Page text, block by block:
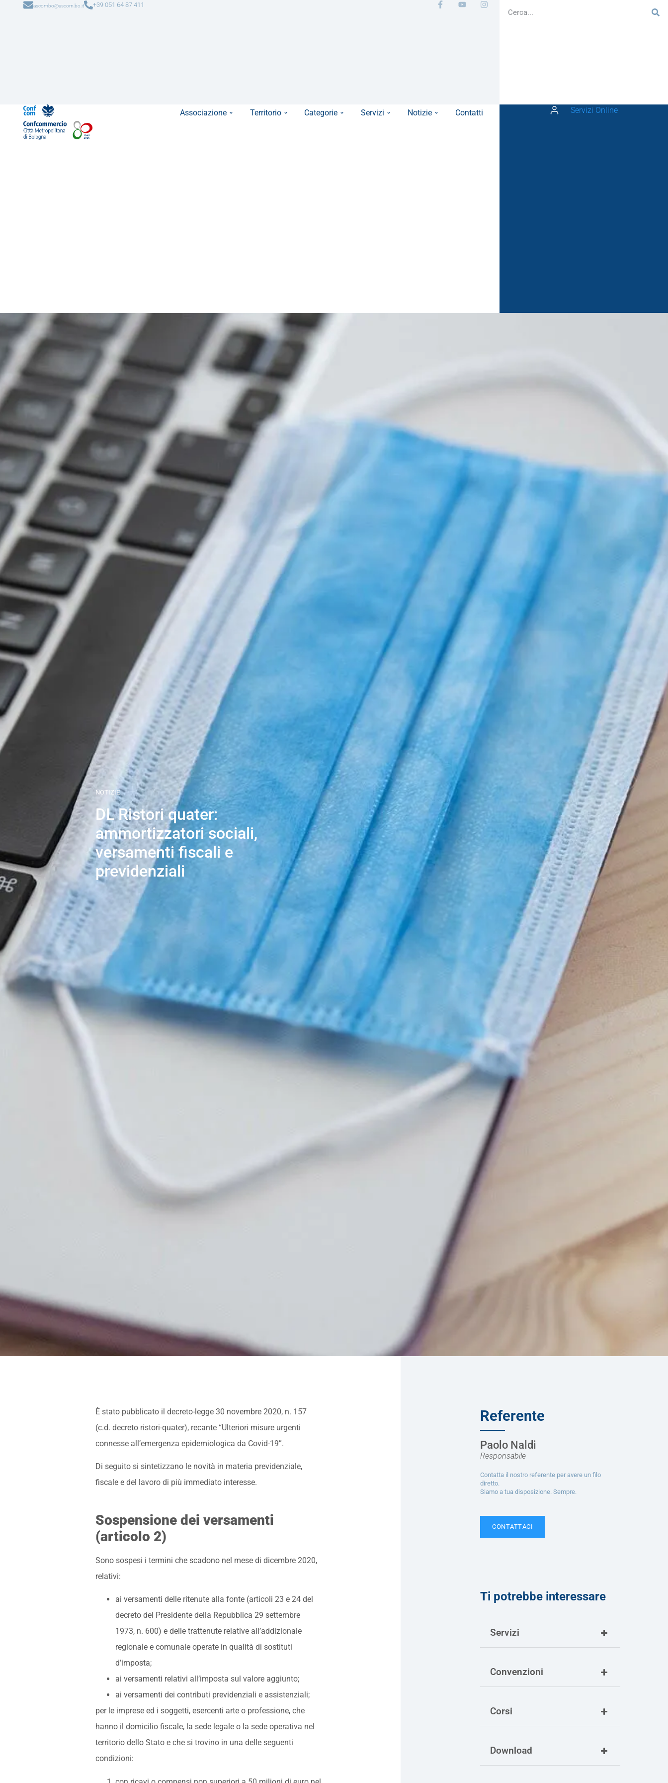
ascombo@ascom.bo.it +39 051 64 87 411
Associazione Territorio Categorie Servizi Notizie Contatti Servizi Online
NOTIZIE
DL Ristori quater:
ammortizzatori sociali,
versamenti fiscali e
previdenziali
È stato pubblicato il decreto-legge 30 novembre 2020, n. 157
(c.d. decreto ristori-quater), recante “Ulteriori misure urgenti
connesse all’emergenza epidemiologica da Covid-19”.
Di seguito si sintetizzano le novità in materia previdenziale,
fiscale e del lavoro di più immediato interesse.
Sospensione dei versamenti
(articolo 2)
Sono sospesi i termini che scadono nel mese di dicembre 2020,
relativi:
ai versamenti delle ritenute alla fonte (articoli 23 e 24 del
decreto del Presidente della Repubblica 29 settembre
1973, n. 600) e delle trattenute relative all’addizionale
regionale e comunale operate in qualità di sostituti
d’imposta;
ai versamenti relativi all’imposta sul valore aggiunto;
ai versamenti dei contributi previdenziali e assistenziali;
per le imprese ed i soggetti, esercenti arte o professione, che
hanno il domicilio fiscale, la sede legale o la sede operativa nel
territorio dello Stato e che si trovino in una delle seguenti
condizioni:
Referente
Paolo Naldi
Responsabile
Contatta il nostro referente per avere un filo
diretto.
Siamo a tua disposizione. Sempre.
CONTATTACI
Ti potrebbe interessare
Servizi
Convenzioni
Corsi
Download